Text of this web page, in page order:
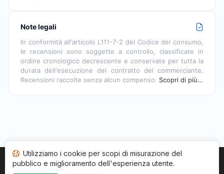
Note legali
In conformità all'articolo L111-7-2 del Codice del consumo,
le recensioni sono soggette a controllo, classificate in
ordine cronologico decrescente e conservate per tutta la
durata dell'esecuzione del contratto del commerciante.
Recensioni raccolte senza alcun compenso. Scopri di più…
Home Stato recensioni Categorie CGU
Utilizziamo i cookie per scopi di misurazione del
pubblico e miglioramento dell'esperienza utente.